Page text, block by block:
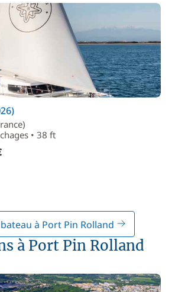
• 38 ft
à Port Pin Rolland
à Port Pin Rolland